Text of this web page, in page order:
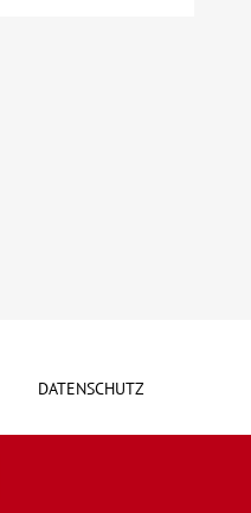
DATENSCHUTZ